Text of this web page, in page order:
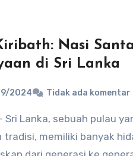
Nasi
di Sri Lanka
2024 Tidak ada komentar
tradisi, memiliki banyak